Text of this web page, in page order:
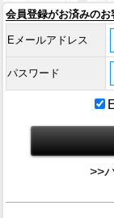
会員登録がお済みのお
Eメールアドレス
パスワード
>>